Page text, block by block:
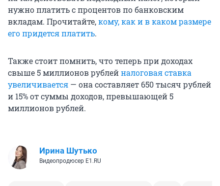
нужно платить с процентов по банковским
вкладам. Прочитайте,кому, как и в каком размере
его придется платить.
Также стоит помнить, что теперь при доходах
свыше 5 миллионов рублейналоговая ставка
увеличивается — она составляет 650 тысяч рублей
и 15% от суммы доходов, превышающей 5
миллионов рублей.
Ирина Шутько
Видеопродюсер E1.RU